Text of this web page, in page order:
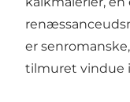
er
tilmuret vindue